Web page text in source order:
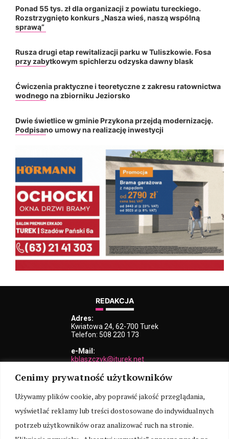
Cenimy prywatność użytkowników
Używamy plików cookie, aby poprawić jakość przeglądania,
wyświetlać reklamy lub treści dostosowane do indywidualnych
potrzeb użytkowników oraz analizować ruch na stronie.
Ponad 55 tys. zł dla organizacji z powiatu tureckiego.
Rozstrzygnięto konkurs „Nasza wieś, naszą wspólną
sprawą”
Rusza drugi etap rewitalizacji parku w Tuliszkowie. Fosa
przy zabytkowym spichlerzu odzyska dawny blask
Ćwiczenia praktyczne i teoretyczne z zakresu ratownictwa
wodnego na zbiorniku Jeziorsko
Dwie świetlice w gminie Przykona przejdą modernizację.
Podpisano umowy na realizację inwestycji
REDAKCJA
Adres:
Kwiatowa 24, 62-700 Turek
Telefon: 508 220 173
e-Mail:
kblaszczyk@iturek.net
reklama@iturek.net
MENU
Redakcja Polityka prywatności O nas Kontakt